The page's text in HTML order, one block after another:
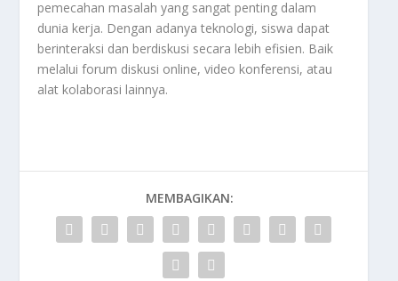
pemecahan masalah yang sangat penting dalam
dunia kerja. Dengan adanya teknologi, siswa dapat
berinteraksi dan berdiskusi secara lebih efisien. Baik
melalui forum diskusi online, video konferensi, atau
alat kolaborasi lainnya.
MEMBAGIKAN: